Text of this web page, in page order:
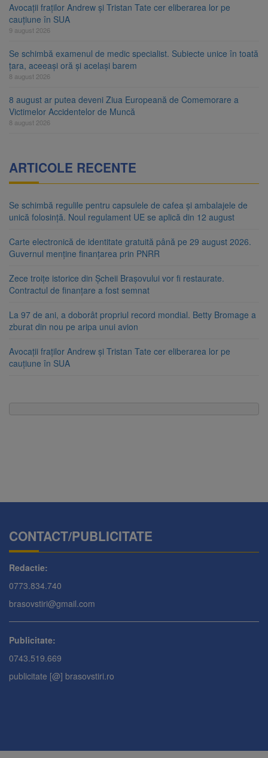
Avocații fraților Andrew și Tristan Tate cer eliberarea lor pe
cauțiune în SUA
9 august 2026
Se schimbă examenul de medic specialist. Subiecte unice în toată
țara, aceeași oră și același barem
8 august 2026
8 august ar putea deveni Ziua Europeană de Comemorare a
Victimelor Accidentelor de Muncă
8 august 2026
ARTICOLE RECENTE
Se schimbă regulile pentru capsulele de cafea și ambalajele de
unică folosință. Noul regulament UE se aplică din 12 august
Carte electronică de identitate gratuită până pe 29 august 2026.
Guvernul menține finanțarea prin PNRR
Zece troițe istorice din Șcheii Brașovului vor fi restaurate.
Contractul de finanțare a fost semnat
La 97 de ani, a doborât propriul record mondial. Betty Bromage a
zburat din nou pe aripa unui avion
Avocații fraților Andrew și Tristan Tate cer eliberarea lor pe
cauțiune în SUA
CONTACT/PUBLICITATE
Redactie:
0773.834.740
brasovstiri@gmail.com
Publicitate:
0743.519.669
publicitate [@] brasovstiri.ro